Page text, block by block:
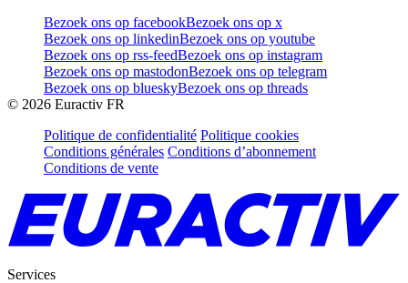
Bezoek ons op facebookBezoek ons op x
Bezoek ons op linkedinBezoek ons op youtube
Bezoek ons op rss-feedBezoek ons op instagram
Bezoek ons op mastodonBezoek ons op telegram
Bezoek ons op blueskyBezoek ons op threads
© 2026 Euractiv FR
Politique de confidentialité Politique cookies
Conditions générales Conditions d’abonnement
Conditions de vente
Services